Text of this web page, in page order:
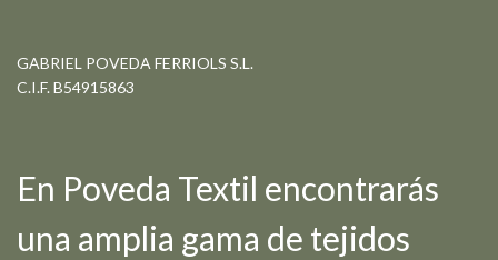
GABRIEL POVEDA FERRIOLS S.L.
C.I.F. B54915863
En Poveda Textil encontrarás
una amplia gama de tejidos